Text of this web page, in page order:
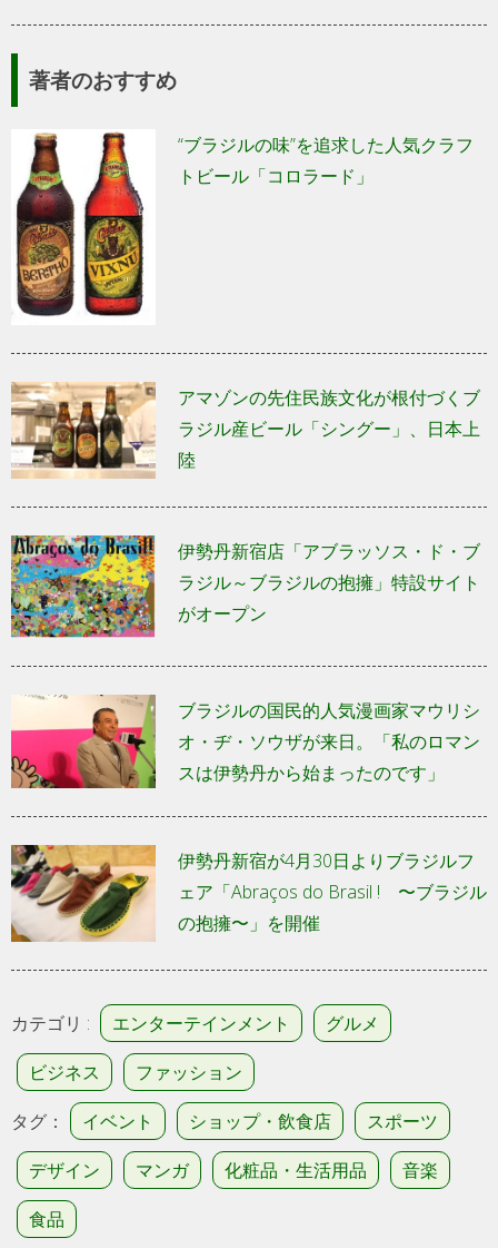
著者のおすすめ
“ブラジルの味”を追求した人気クラフ
トビール「コロラード」
アマゾンの先住民族文化が根付づくブ
ラジル産ビール「シングー」、日本上
陸
伊勢丹新宿店「アブラッソス・ド・ブ
ラジル～ブラジルの抱擁」特設サイト
がオープン
ブラジルの国民的人気漫画家マウリシ
オ・ヂ・ソウザが来日。「私のロマン
スは伊勢丹から始まったのです」
伊勢丹新宿が4月30日よりブラジルフ
ェア「Abraços do Brasil ! 〜ブラジル
の抱擁〜」を開催
カテゴリ : エンターテインメント
グルメ
ビジネス
ファッション
タグ：
イベント ショップ・飲食店
スポーツ
デザイン
マンガ 化粧品・生活用品
音楽
食品